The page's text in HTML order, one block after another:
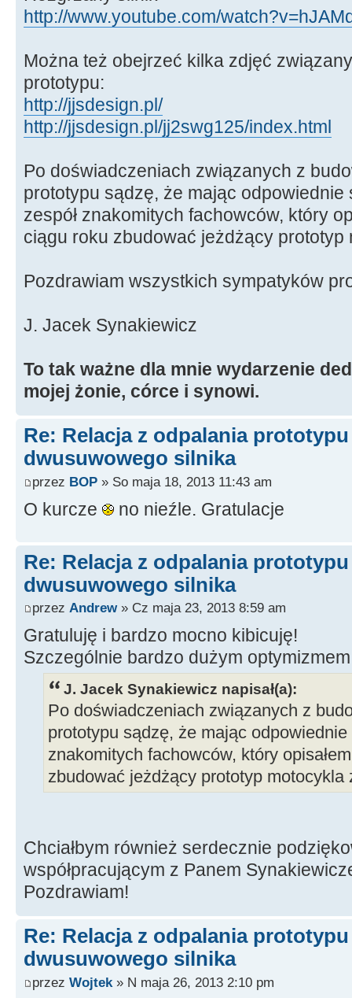
http://www.youtube.com/
Można też obejrzeć kilka zdjęć
prototypu:
http://jjsdesign.pl/
http://jjsdesign.pl/jj2swg125/index.html
Po doświadczeniach związanych z
prototypu sądzę, że mając odpowiednie
zespół znakomitych fachowców, który
ciągu roku zbudować jeżdżący prototyp
Pozdrawiam wszystkich sympatyków
J. Jacek Synakiewicz
To tak ważne dla mnie wydarzenie
mojej żonie, córce i synowi.
Re: Relacja z odpalania
dwusuwowego silnika
przez BOP » So maja 18, 2013 11:43 am
O kurcze no nieźle. Gratulacje
Re: Relacja z odpalania
dwusuwowego silnika
przez Andrew» Cz maja 23, 2013 8:59 am
Gratuluję i bardzo mocno kibicuję!
Szczególnie bardzo dużym
J. Jacek Synakiewicz napisał(a):
Po doświadczeniach związanych z
prototypu sądzę, że mając
znakomitych fachowców, który
zbudować jeżdżący prototyp motocykla
Chciałbym również serdecznie
współpracującym z Panem
Pozdrawiam!
Re: Relacja z odpalania
dwusuwowego silnika
przez Wojtek » N maja 26, 2013 2:10 pm